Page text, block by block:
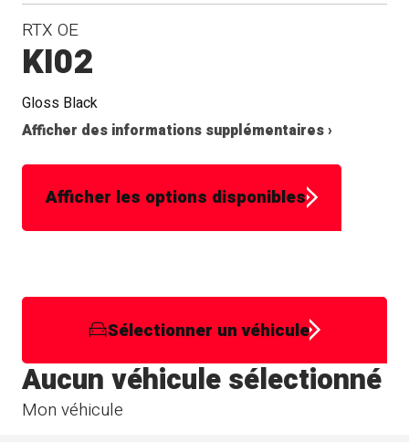
RTX OE
KI02
Gloss Black
Afficher des informations supplémentaires ›
Afficher les options disponibles
Sélectionner un véhicule
Mon véhicule
Aucun véhicule sélectionné